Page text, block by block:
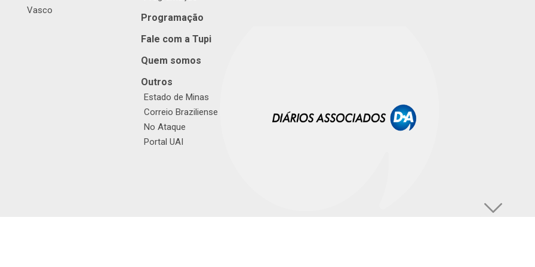
Vasco
Programação
Fale com a Tupi
Quem somos
Outros
Estado de Minas
Correio Braziliense
No Ataque
Portal UAI